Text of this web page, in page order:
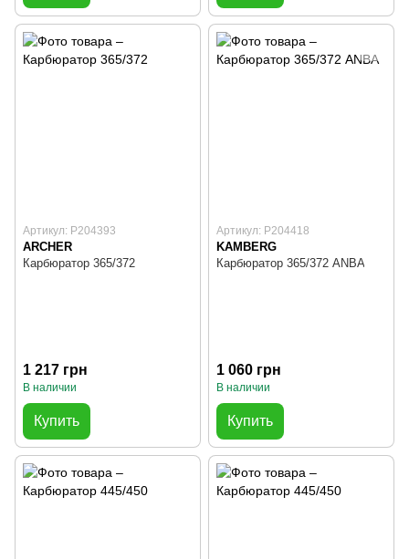
Артикул: P204393
ARCHER
Карбюратор 365/372
1 217 грн
В наличии
Купить
Артикул: P204418
KAMBERG
Карбюратор 365/372 ANBA
1 060 грн
В наличии
Купить